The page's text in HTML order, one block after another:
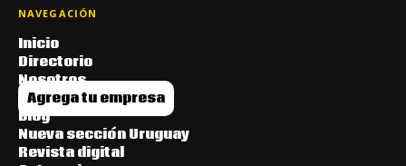
NAVEGACIÓN
Inicio
Directorio
Nosotros
Agrega tu empresa
Blog
Nueva sección Uruguay
Revista digital